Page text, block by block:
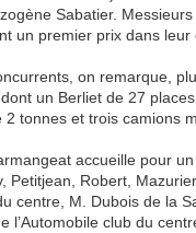
Sabatier.
un premier prix dans
on remarque,
un Berliet de 27
2 tonnes et trois camions
accueille pour
Petitjean, Robert,
centre, M. Dubois de la
l’Automobile club du